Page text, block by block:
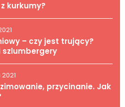
kurkumy?
– czy jest trujący?
szlumbergery
przycinanie. Jak